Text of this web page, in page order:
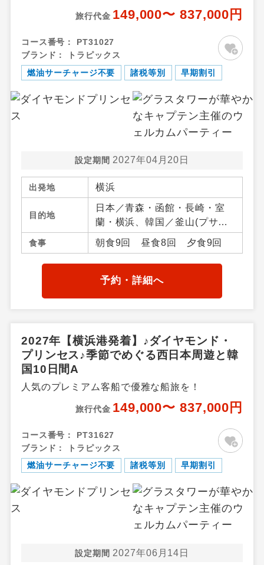
旅行代金 149,000〜 837,000円
コース番号：
PT31027
ブランド：
トラピックス
燃油サーチャージ不要
諸税等別 早期割引
設定期間 2027年04月20日
出発地 横浜
目的地
日本／青森・函館・長崎・室
蘭・横浜、韓国／釜山(プサ
ン)、 ／アジア周辺
食事 朝食9回 昼食8回 夕食9回
予約・詳細へ
2027年【横浜港発着】♪ダイヤモンド・
プリンセス♪季節でめぐる西日本周遊と韓
国10日間A
人気のプレミアム客船で優雅な船旅を！
旅行代金 149,000〜 837,000円
コース番号：
PT31627
ブランド：
トラピックス
燃油サーチャージ不要
諸税等別 早期割引
設定期間 2027年06月14日